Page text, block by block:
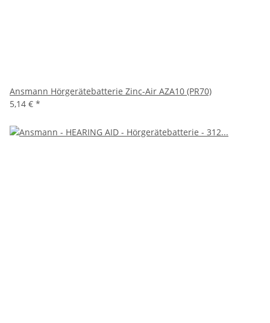
Ansmann Hörgerätebatterie Zinc-Air AZA10 (PR70)
5,14 € *